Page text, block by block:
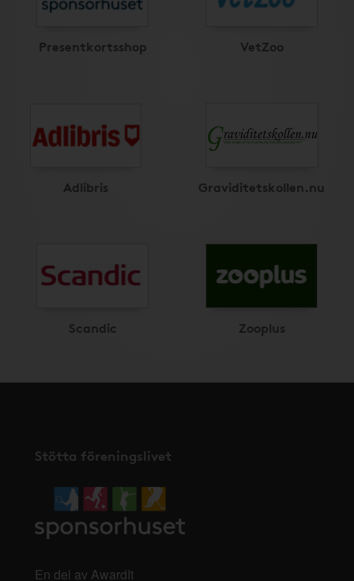
Presentkortsshop VetZoo
Adlibris Graviditetskollen.nu
Scandic Zooplus
Stötta föreningslivet
En del av AwardIt